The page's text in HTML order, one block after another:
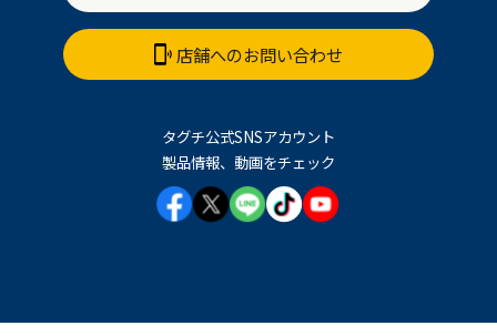
店舗へのお問い合わせ
タグチ公式SNSアカウント
製品情報、動画をチェック